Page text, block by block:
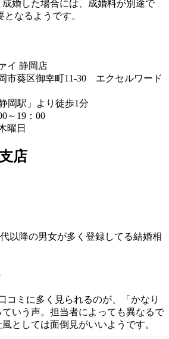
婚した場合には、成婚料が別途で
となるようです。
イ 静岡店
市葵区御幸町11-30 エクセルワード
岡駅」より徒歩1分
～19：00
曜日
店
以降の男女が多く登録してる結婚相
コミに多く見られるのが、「かなり
いう声。担当者によっても異なるで
としては面倒見がいいようです。